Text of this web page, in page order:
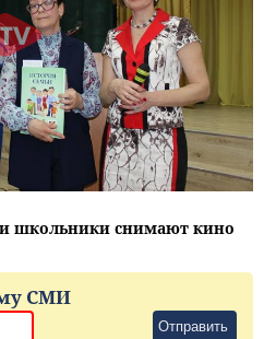
школьники снимают кино
СМИ
Отправить